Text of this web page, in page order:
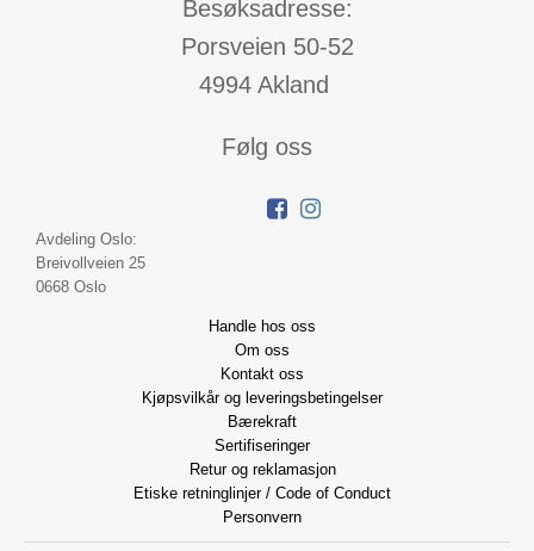
Besøksadresse:
Porsveien 50-52
4994 Akland
Følg oss
Avdeling Oslo:
Breivollveien 25
0668 Oslo
Handle hos oss
Om oss
Kontakt oss
Kjøpsvilkår og leveringsbetingelser
Bærekraft
Sertifiseringer
Retur og reklamasjon
Etiske retninglinjer / Code of Conduct
Personvern